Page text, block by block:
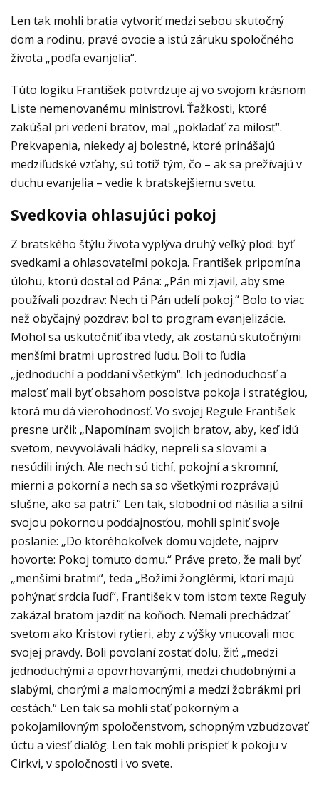
Len tak mohli bratia vytvoriť medzi sebou skutočný
dom a rodinu, pravé ovocie a istú záruku spoločného
života „podľa evanjelia“.
Túto logiku František potvrdzuje aj vo svojom krásnom
Liste nemenovanému ministrovi. Ťažkosti, ktoré
zakúšal pri vedení bratov, mal „pokladať za milosť“.
Prekvapenia, niekedy aj bolestné, ktoré prinášajú
medziľudské vzťahy, sú totiž tým, čo – ak sa prežívajú v
duchu evanjelia – vedie k bratskejšiemu svetu.
Svedkovia ohlasujúci pokoj
Z bratského štýlu života vyplýva druhý veľký plod: byť
svedkami a ohlasovateľmi pokoja. František pripomína
úlohu, ktorú dostal od Pána: „Pán mi zjavil, aby sme
používali pozdrav: Nech ti Pán udelí pokoj.“ Bolo to viac
než obyčajný pozdrav; bol to program evanjelizácie.
Mohol sa uskutočniť iba vtedy, ak zostanú skutočnými
menšími bratmi uprostred ľudu. Boli to ľudia
„jednoduchí a poddaní všetkým“. Ich jednoduchosť a
malosť mali byť obsahom posolstva pokoja i stratégiou,
ktorá mu dá vierohodnosť. Vo svojej Regule František
presne určil: „Napomínam svojich bratov, aby, keď idú
svetom, nevyvolávali hádky, nepreli sa slovami a
nesúdili iných. Ale nech sú tichí, pokojní a skromní,
mierni a pokorní a nech sa so všetkými rozprávajú
slušne, ako sa patrí.“ Len tak, slobodní od násilia a silní
svojou pokornou poddajnosťou, mohli splniť svoje
poslanie: „Do ktoréhokoľvek domu vojdete, najprv
hovorte: Pokoj tomuto domu.“ Práve preto, že mali byť
„menšími bratmi“, teda „Božími žonglérmi, ktorí majú
pohýnať srdcia ľudí“, František v tom istom texte Reguly
zakázal bratom jazdiť na koňoch. Nemali prechádzať
svetom ako Kristovi rytieri, aby z výšky vnucovali moc
svojej pravdy. Boli povolaní zostať dolu, žiť: „medzi
jednoduchými a opovrhovanými, medzi chudobnými a
slabými, chorými a malomocnými a medzi žobrákmi pri
cestách.“ Len tak sa mohli stať pokorným a
pokojamilovným spoločenstvom, schopným vzbudzovať
úctu a viesť dialóg. Len tak mohli prispieť k pokoju v
Cirkvi, v spoločnosti i vo svete.